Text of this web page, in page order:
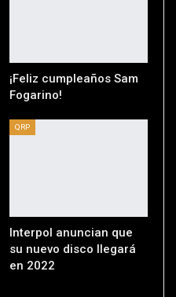
¡Feliz cumpleaños Sam
Fogarino!
QRP
Interpol anuncian que
su nuevo disco llegará
en 2022